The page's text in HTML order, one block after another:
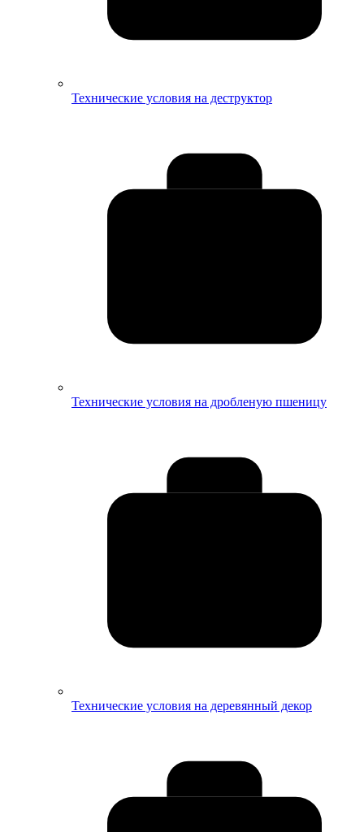
Технические условия на деструктор
Технические условия на дробленую пшеницу
Технические условия на деревянный декор